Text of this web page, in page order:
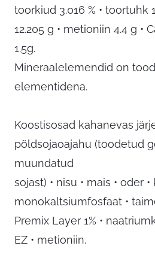
toorkiud 3.016 % • toortuhk
12.205 g • metioniin 4.4 g •
1.5g.
Mineraalelemendid on
elementidena.
Koostisosad kahanevas
põldsojaoajahu (toodetud
muundatud
sojast) • nisu • mais • oder
monokaltsiumfosfaat •
Premix Layer 1% •
EZ • metioniin.